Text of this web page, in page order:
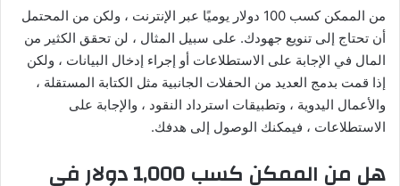
من الممكن كسب 100 دولار يوميًا عبر الإنترنت ، ولكن من المحتمل
أن تحتاج إلى تنويع جهودك. على سبيل المثال ، لن تحقق الكثير من
المال في الإجابة على الاستطلاعات أو إجراء إدخال البيانات ، ولكن
إذا قمت بدمج العديد من الحفلات الجانبية مثل الكتابة المستقلة ،
والأعمال اليدوية ، وتطبيقات استرداد النقود ، والإجابة على
الاستطلاعات ، فيمكنك الوصول إلى هدفك.
هل من الممكن كسب 1,000 دولار في